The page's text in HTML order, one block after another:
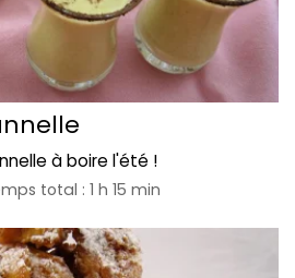
à boire l'été !
total : 1 h 15 min